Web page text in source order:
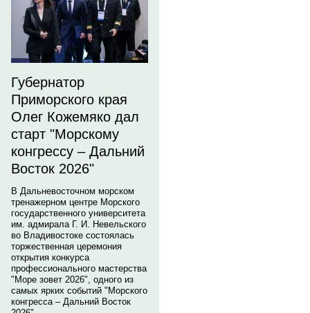
Губернатор
Приморского края
Олег Кожемяко дал
старт "Морскому
конгрессу – Дальний
Восток 2026"
В Дальневосточном морском
тренажерном центре Морского
государственного университета
им. адмирала Г. И. Невельского
во Владивостоке состоялась
торжественная церемония
открытия конкурса
профессионального мастерства
"Море зовет 2026", одного из
самых ярких событий "Морского
конгресса – Дальний Восток